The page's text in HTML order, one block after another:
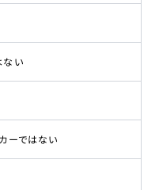
ない
ーではない